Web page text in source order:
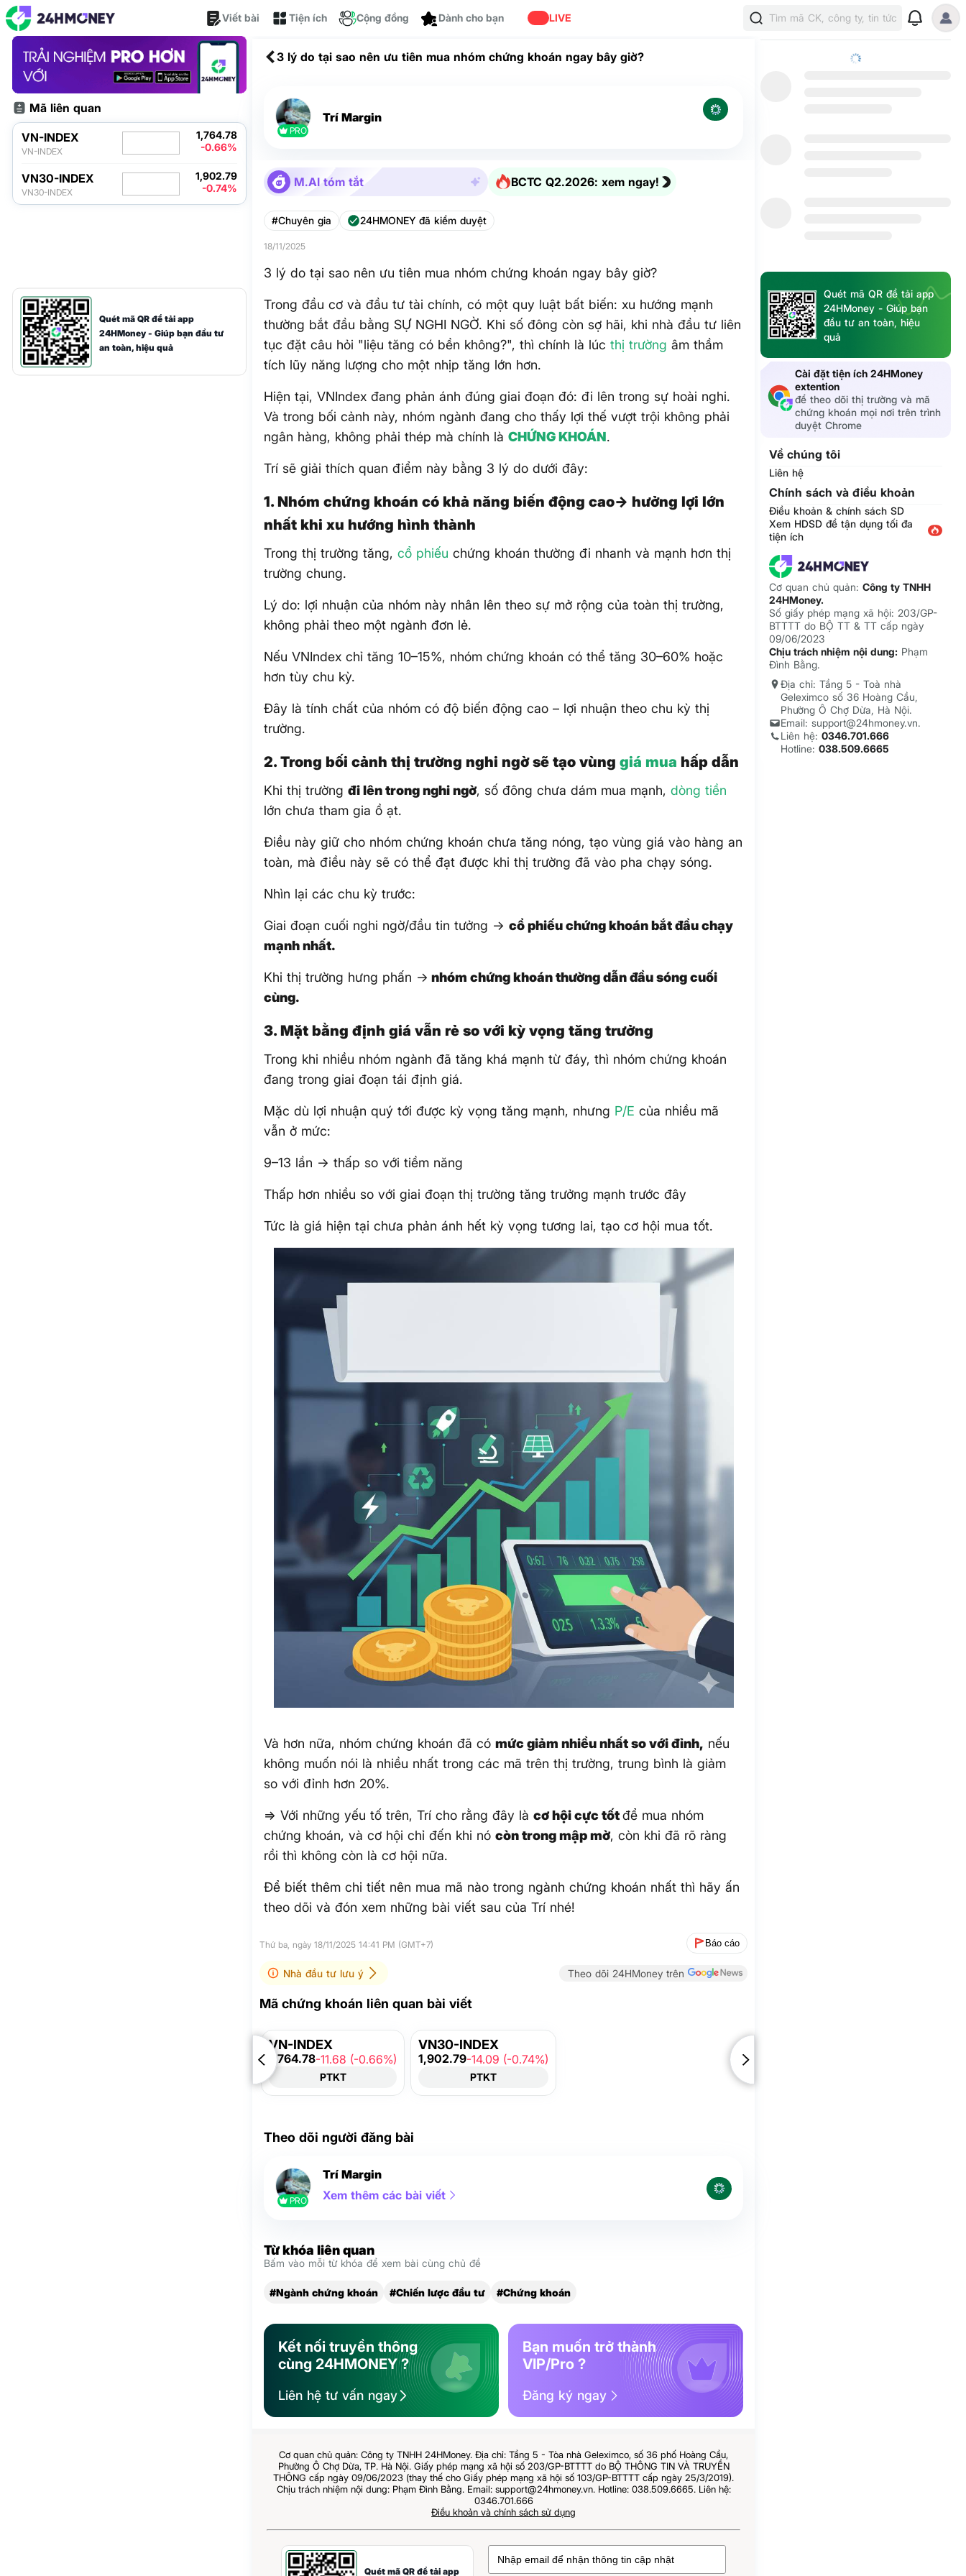
Viết bài Tiện ích
Cộng đồng
LIVE Tìm mã CK, công ty, tin tức
Mã liên quan
VN-INDEX
VN-INDEX
1,764.78
-0.66%
VN30-INDEX
VN30-INDEX
1,902.79
-0.74%
Quét mã QR để tải app
24HMoney - Giúp bạn đầu tư
an toàn, hiệu quả
3 lý do tại sao nên ưu tiên mua nhóm chứng khoán ngay bây giờ?
PRO
Trí Margin
M.AI tóm tắt BCTC Q2.2026: xem ngay!
#Chuyên gia 24HMONEY đã kiểm duyệt
18/11/2025
3 lý do tại sao nên ưu tiên mua nhóm chứng khoán ngay bây giờ?
Trong đầu cơ và đầu tư tài chính, có một quy luật bất biến: xu hướng mạnh
thường bắt đầu bằng SỰ NGHI NGỜ. Khi số đông còn sợ hãi, khi nhà đầu tư liên
tục đặt câu hỏi "liệu tăng có bền không?", thì chính là lúcthị trường âm thầm
tích lũy năng lượng cho một nhịp tăng lớn hơn.
Hiện tại, VNIndex đang phản ánh đúng giai đoạn đó: đi lên trong sự hoài nghi.
Và trong bối cảnh này, nhóm ngành đang cho thấy lợi thế vượt trội không phải
ngân hàng, không phải thép mà chính làCHỨNG KHOÁN.
Trí sẽ giải thích quan điểm này bằng 3 lý do dưới đây:
1. Nhóm chứng khoán có khả năng biến động cao→ hưởng lợi lớn
nhất khi xu hướng hình thành
Trong thị trường tăng,cổ phiếu chứng khoán thường đi nhanh và mạnh hơn thị
trường chung.
Lý do: lợi nhuận của nhóm này nhân lên theo sự mở rộng của toàn thị trường,
không phải theo một ngành đơn lẻ.
Nếu VNIndex chỉ tăng 10–15%, nhóm chứng khoán có thể tăng 30–60% hoặc
hơn tùy chu kỳ.
Đây là tính chất của nhóm có độ biến động cao – lợi nhuận theo chu kỳ thị
trường.
2. Trong bối cảnh thị trường nghi ngờ sẽ tạo vùnggiá mua hấp dẫn
Khi thị trườngđi lên trong nghi ngờ, số đông chưa dám mua mạnh,dòng tiền
lớn chưa tham gia ồ ạt.
Điều này giữ cho nhóm chứng khoán chưa tăng nóng, tạo vùng giá vào hàng an
toàn, mà điều này sẽ có thể đạt được khi thị trường đã vào pha chạy sóng.
Nhìn lại các chu kỳ trước:
Giai đoạn cuối nghi ngờ/đầu tin tưởng →cổ phiếu chứng khoán bắt đầu chạy
mạnh nhất.
Khi thị trường hưng phấn → nhóm chứng khoán thường dẫn đầu sóng cuối
cùng.
3. Mặt bằng định giá vẫn rẻ so với kỳ vọng tăng trưởng
Trong khi nhiều nhóm ngành đã tăng khá mạnh từ đáy, thì nhóm chứng khoán
đang trong giai đoạn tái định giá.
Mặc dù lợi nhuận quý tới được kỳ vọng tăng mạnh, nhưng P/E của nhiều mã
vẫn ở mức:
9–13 lần → thấp so với tiềm năng
Thấp hơn nhiều so với giai đoạn thị trường tăng trưởng mạnh trước đây
Tức là giá hiện tại chưa phản ánh hết kỳ vọng tương lai, tạo cơ hội mua tốt.
Và hơn nữa, nhóm chứng khoán đã cómức giảm nhiều nhất so với đỉnh, nếu
không muốn nói là nhiều nhất trong các mã trên thị trường, trung bình là giảm
so với đỉnh hơn 20%.
=> Với những yếu tố trên, Trí cho rằng đây làcơ hội cực tốtđể mua nhóm
chứng khoán, và cơ hội chỉ đến khi nócòn trong mập mờ, còn khi đã rõ ràng
rồi thì không còn là cơ hội nữa.
Để biết thêm chi tiết nên mua mã nào trong ngành chứng khoán nhất thì hãy ấn
theo dõi và đón xem những bài viết sau của Trí nhé!
Thứ ba, ngày 18/11/2025 14:41 PM (GMT+7) Báo cáo
Nhà đầu tư lưu ý Theo dõi 24HMoney trên
Mã chứng khoán liên quan bài viết
VN-INDEX
1,764.78-11.68 (-0.66%)
PTKT
VN30-INDEX
1,902.79-14.09 (-0.74%)
PTKT
Theo dõi người đăng bài
PRO
Trí Margin
Xem thêm các bài viết
Từ khóa liên quan
Bấm vào mỗi từ khóa để xem bài cùng chủ đề
#Ngành chứng khoán #Chiến lược đầu tư #Chứng khoán
Kết nối truyền thông
cùng 24HMONEY ?
Liên hệ tư vấn ngay
Bạn muốn trở thành
VIP/Pro ?
Đăng ký ngay
Cơ quan chủ quản: Công ty TNHH 24HMoney. Địa chỉ: Tầng 5 - Tòa nhà Geleximco, số 36 phố Hoàng Cầu,
Phường Ô Chợ Dừa, TP. Hà Nội. Giấy phép mạng xã hội số 203/GP-BTTTT do BỘ THÔNG TIN VÀ TRUYỀN
THÔNG cấp ngày 09/06/2023 (thay thế cho Giấy phép mạng xã hội số 103/GP-BTTTT cấp ngày 25/3/2019).
Chịu trách nhiệm nội dung: Phạm Đình Bằng. Email: support@24hmoney.vn. Hotline: 038.509.6665. Liên hệ:
0346.701.666
Điều khoản và chính sách sử dụng
Quét mã QR để tải app
Quét mã QR để tải app
24HMoney - Giúp bạn
đầu tư an toàn, hiệu
quả
Cài đặt tiện ích 24HMoney
extention
để theo dõi thị trường và mã
chứng khoán mọi nơi trên trình
duyệt Chrome
Về chúng tôi
Liên hệ
Chính sách và điều khoản
Điều khoản & chính sách SD
Xem HDSD để tận dụng tối đa
tiện ích
Cơ quan chủ quản:Công ty TNHH
24HMoney.
Số giấy phép mạng xã hội: 203/GP-
BTTTT do BỘ TT & TT cấp ngày
09/06/2023
Chịu trách nhiệm nội dung: Phạm
Đình Bằng.
Địa chỉ: Tầng 5 - Toà nhà
Geleximco số 36 Hoàng Cầu,
Phường Ô Chợ Dừa, Hà Nội.
Email: support@24hmoney.vn.
Liên hệ:0346.701.666
Hotline:038.509.6665